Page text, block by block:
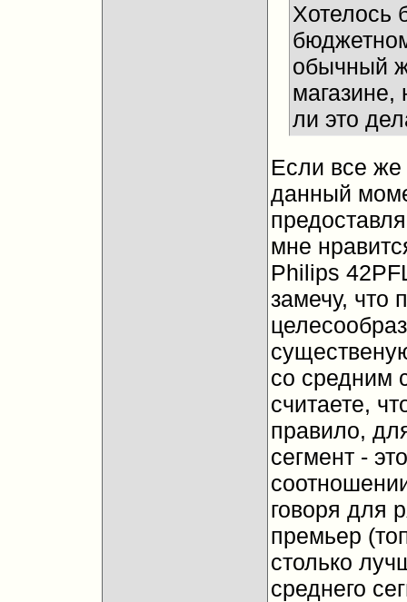
Хотелось
обычный
магазине,
ли это
Если все же
данный
мне
Philips
замечу, что
со средним
считаете,
правило,
сегмент -
говоря для
премьер
столько
среднего